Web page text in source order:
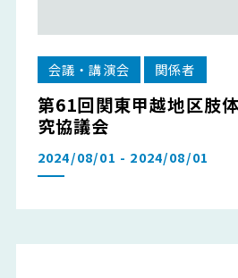
会議・講演会 関係者
第61回関東甲越地区肢
究協議会
2024/08/01 - 2024/08/01